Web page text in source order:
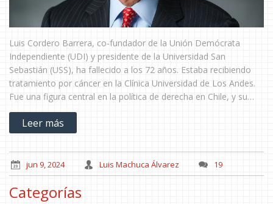
Luis Cordero Barrera, co-fundador de la Unión Demócrata
Independiente (UDI) y presidente de la Universidad San
Sebastián (USS), ha fallecido a los 72 años. Estaba recibiendo
tratamiento por cáncer en la Clínica Universidad de Los Andes.
Fue una figura central en la política de derecha en Chile, y su
fallecimiento deja un vacío irreparable en el ámbito educativo y
público.
Leer más
jun 9, 2024 Luis Machuca Álvarez 19
Categorías